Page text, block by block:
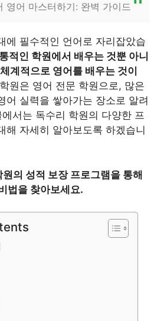
영어 마스터하기: 완벽 가이드
에 필수적인 언어로 자리잡았습
적인 학원에서 배우는 것뿐 아니
계적으로 영어를 배우는 것이
원은 영어 전문 학원으로, 많은
어 실력을 쌓아가는 장소로 알려
서는 독수리 학원의 다양한 프
해 자세히 알아보도록 하겠습니
의 성적 보장 프로그램을 통해
법을 찾아보세요.